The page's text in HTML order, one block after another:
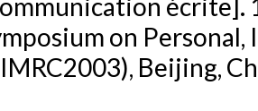
écrite].
on
Beijing,